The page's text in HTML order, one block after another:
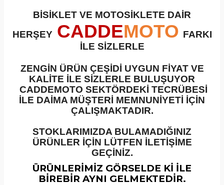
BİSİKLET VE MOTOSİKLETE DAİR
HERŞEY CADDEMOTO FARKI
İLE SİZLERLE
ZENGİN ÜRÜN ÇEŞİDİ UYGUN FİYAT VE
KALİTE İLE SİZLERLE BULUŞUYOR
CADDEMOTO SEKTÖRDEKİ TECRÜBESİ
İLE DAİMA MÜŞTERİ MEMNUNİYETİ İÇİN
ÇALIŞMAKTADIR.
STOKLARIMIZDA BULAMADIĞINIZ
ÜRÜNLER İÇİN LÜTFEN İLETİŞİME
GEÇİNİZ.
ÜRÜNLERİMİZ GÖRSELDE Kİ İLE
BİREBİR AYNI GELMEKTEDİR.